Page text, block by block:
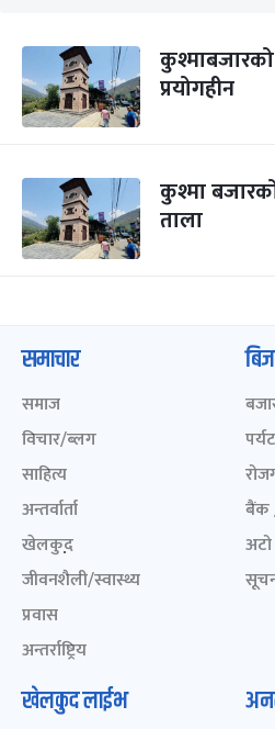
प्रयोगहीन
कुश्मा
ताला
समाचार
समाज
विचार/ब्लग
साहित्य
अन्तर्वार्ता
खेलकुद़़
जीवनशैली/स्वास्थ्य
प्रवास
अन्तर्राष्ट्रिय
बैंक
अटो
खेलकुद लाईभ